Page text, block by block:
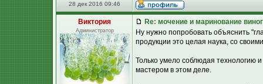
28 дек 2016 09:46
Виктория
Администратор
Re: мочение и маринование
Ну нужно попробовать объяснить
продукции это целая наука, со
Только умело соблюдая технологию
мастером в этом деле.